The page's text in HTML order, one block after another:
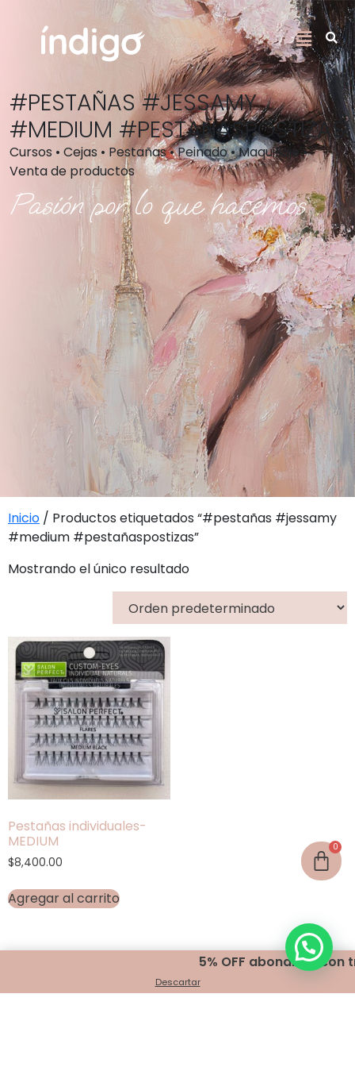
5% OFF abonando con
Descartar
#PESTAÑAS #JESSAMY
#MEDIUM #PESTAÑASPOSTIZAS
Cursos • Cejas • Pestañas • Peinado • Maquillaje •
Venta de productos
Pasión por lo que hacemos
Inicio / Productos etiquetados “#pestañas #jessamy
#medium #pestañaspostizas”
Mostrando el único resultado
Pestañas individuales-
MEDIUM
$8,400.00
Agregar al carrito